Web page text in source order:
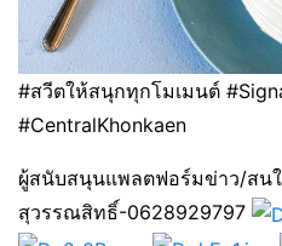
#สวีตให้สนุกทุกโมเมนต์
#CentralKhonkaen
ผู้สนับสนุนแพลตฟอร์มข่าว/สน
สุวรรณสิทธิ์-0628929797